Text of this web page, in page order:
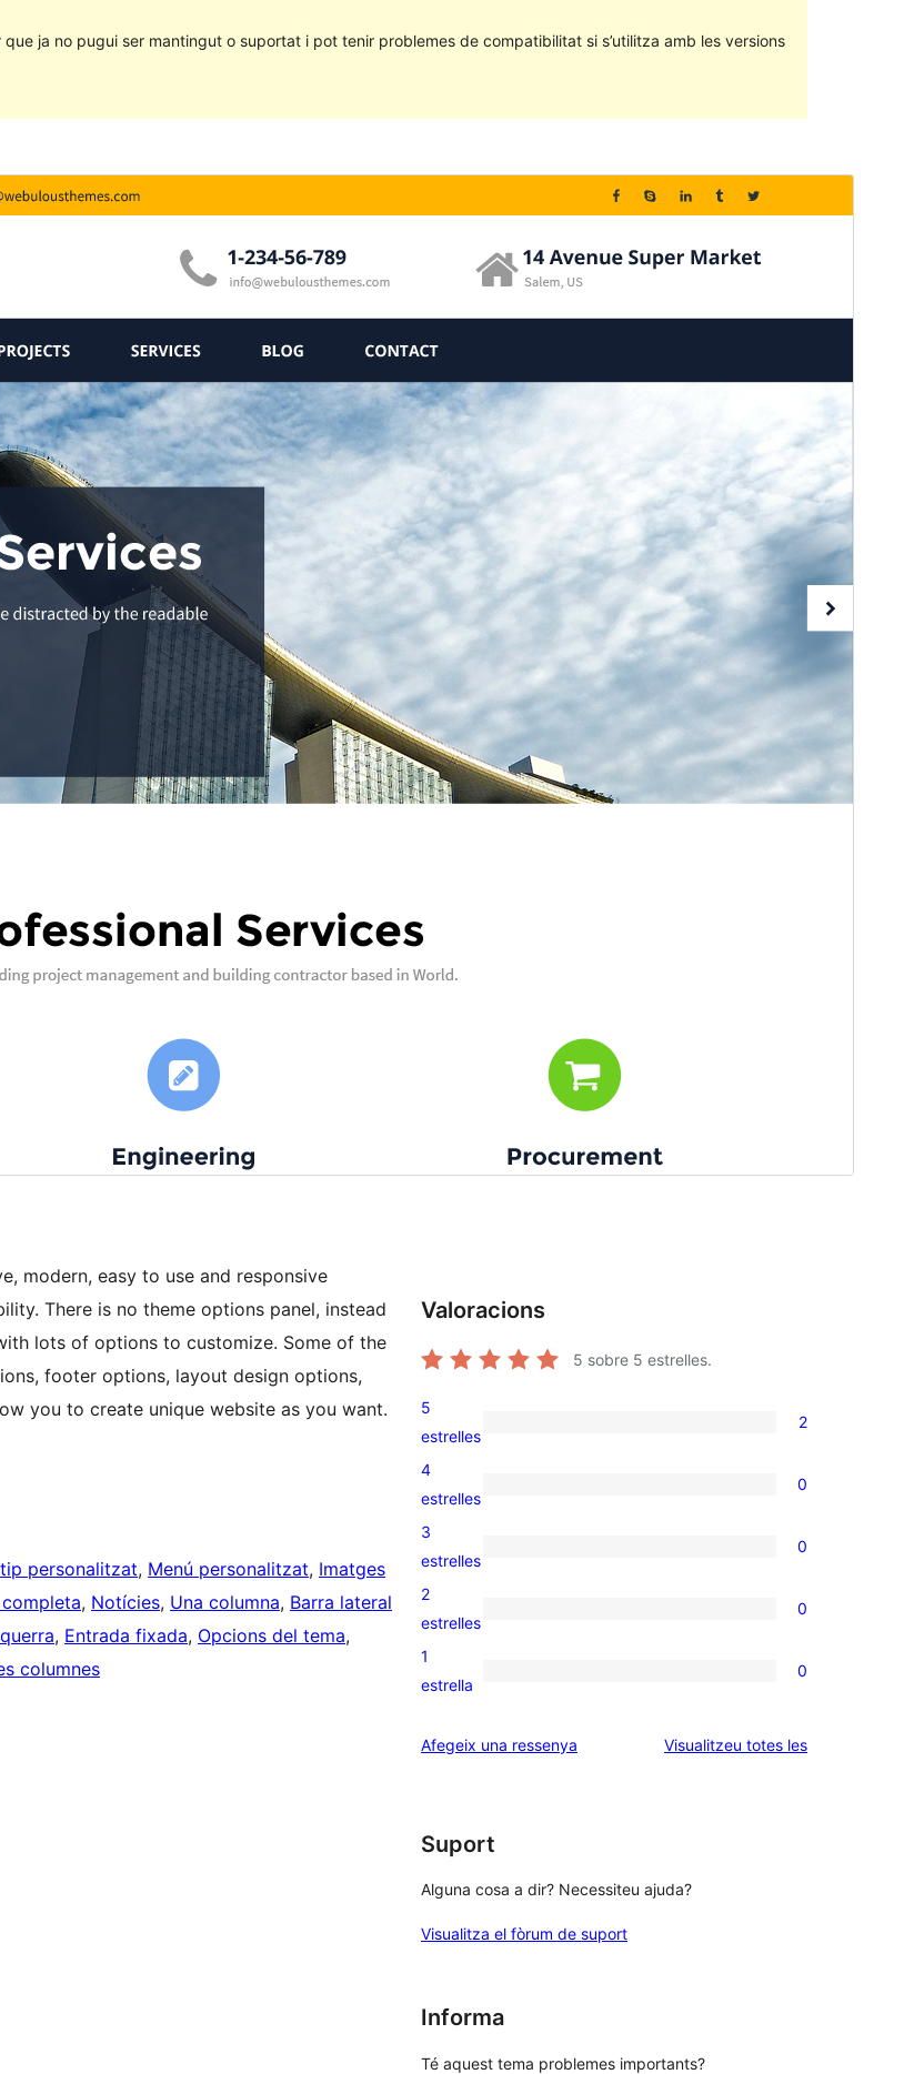
que ja no pugui ser mantingut o suportat i pot tenir problemes de compatibilitat si s’utilitza amb les versions
Darrera actualització
5 de setembre de 2020
Instal·lacions actives
Versió del WordPress
5.0
Versió del PHP
modern, easy to use and responsive
There is no theme options panel, instead
lots of options to customize. Some of the
footer options, layout design options,
you to create unique website as you want.
personalitzat, Menú personalitzat, Imatges
completa, Notícies, Una columna, Barra lateral
, Entrada fixada, Opcions del tema
columnes
Valoracions
5 sobre 5 estrelles.
2
valoracions
de
5
estrelles
2
0
valoracions
de
4
estrelles
0
0
valoracions
de
3
estrelles
0
0
valoracions
de
estrelles
2
estrelles
0
0
de
1
estrella
0
Afegeix una ressenya Visualitzeu totes lesressenyes
Suport
Alguna cosa a dir? Necessiteu ajuda?
Visualitza el fòrum de suport
Informa
Té aquest tema problemes importants?